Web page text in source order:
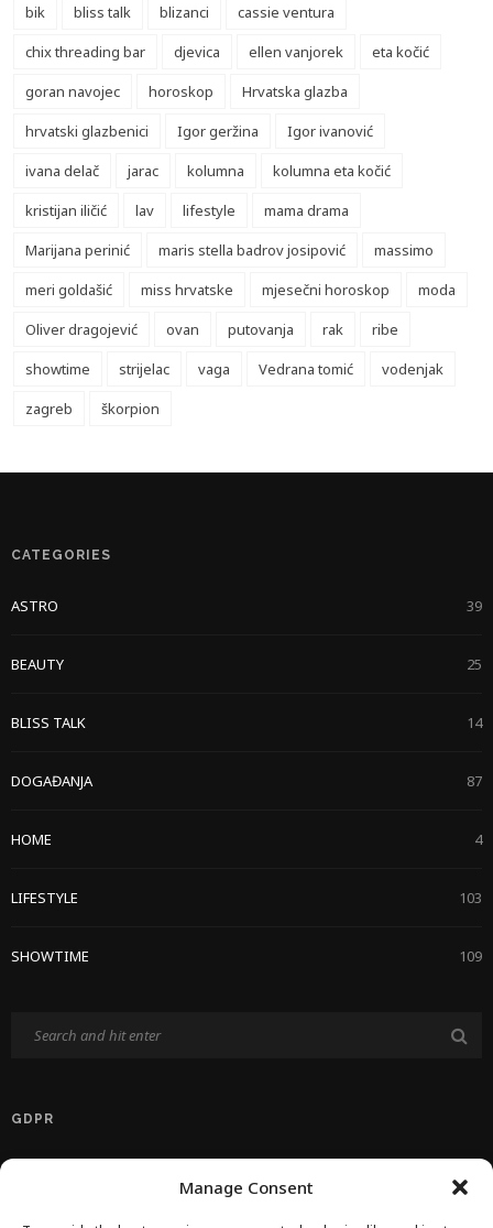
Manage Consent
bik
bliss talk blizanci
cassie ventura
chix threading bar
djevica ellen vanjorek
eta kočić
goran navojec
horoskop
Hrvatska glazba
hrvatski glazbenici
Igor geržina
Igor ivanović
ivana delač
jarac kolumna
kolumna eta kočić
kristijan iličić
lav lifestyle
mama drama
Marijana perinić
maris stella badrov josipović
massimo
meri goldašić
miss hrvatske mjesečni horoskop
moda
Oliver dragojević
ovan putovanja rak
ribe
showtime
strijelac vaga Vedrana tomić
vodenjak
zagreb
škorpion
CATEGORIES
ASTRO 39
BEAUTY 25
BLISS TALK 14
DOGAĐANJA 87
HOME 4
LIFESTYLE 103
SHOWTIME 109
GDPR